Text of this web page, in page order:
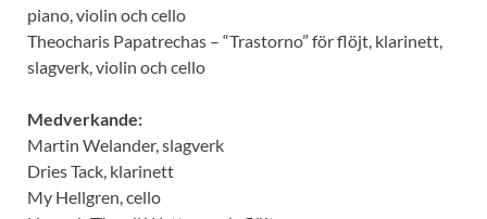
piano, violin och cello
Theocharis Papatrechas – “Trastorno” för flöjt, klarinett,
slagverk, violin och cello
Medverkande:
Martin Welander, slagverk
Dries Tack, klarinett
My Hellgren, cello